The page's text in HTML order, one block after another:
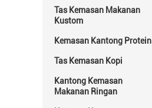
Tas Kemasan Makanan
Kustom
Kemasan Kantong Protein
Tas Kemasan Kopi
Kantong Kemasan
Makanan Ringan